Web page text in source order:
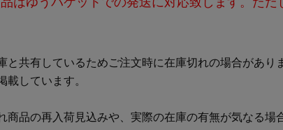
と共有しているためご注文時に在庫切れの場合があ
載しています。
商品の再入荷見込みや、実際の在庫の有無が気なる